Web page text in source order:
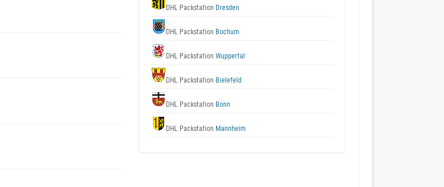
DHL Packstation Dresden
DHL Packstation Bochum
DHL Packstation Wuppertal
DHL Packstation Bielefeld
DHL Packstation Bonn
DHL Packstation Mannheim